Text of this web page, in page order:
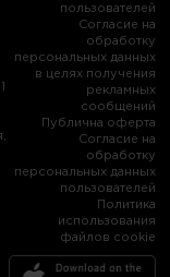
пользователей
Согласие на
обработку
персональных данных
в целях получения
рекламных
сообщений
Публична оферта
Согласие на
обработку
персональных данных
пользователей
Политика
использования
файлов cookie